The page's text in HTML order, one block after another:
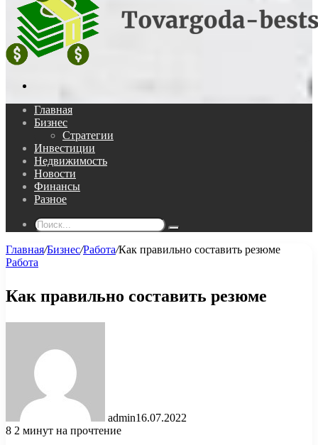
Главная
Бизнес
Стратегии
Инвестиции
Недвижимость
Новости
Финансы
Разное
Поиск...
Главная/Бизнес/Работа/Как правильно составить резюме
Работа
Как правильно составить резюме
admin16.07.2022
8 2 минут на прочтение